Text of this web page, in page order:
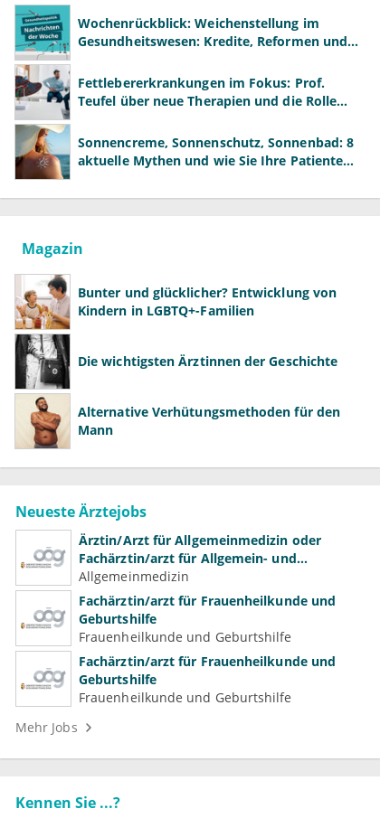
Wochenrückblick: Weichenstellung im
Gesundheitswesen: Kredite, Reformen und
Fettlebererkrankungen im Fokus: Prof.
Teufel über neue Therapien und die Rolle
Sonnencreme, Sonnenschutz, Sonnenbad: 8
aktuelle Mythen und wie Sie Ihre Patienten
Magazin
Bunter und glücklicher? Entwicklung von
Kindern in LGBTQ+-Familien
Die wichtigsten Ärztinnen der Geschichte
Alternative Verhütungsmethoden für den
Mann
Neueste Ärztejobs
Ärztin/Arzt für Allgemeinmedizin oder
Fachärztin/arzt für Allgemein- und
Familienmedizin für Psychiatrie und
Psychotherapeutische Medizin
Allgemeinmedizin
Fachärztin/arzt für Frauenheilkunde und
Geburtshilfe
Frauenheilkunde und Geburtshilfe
Fachärztin/arzt für Frauenheilkunde und
Geburtshilfe
Frauenheilkunde und Geburtshilfe
Mehr Jobs
Kennen Sie ...?